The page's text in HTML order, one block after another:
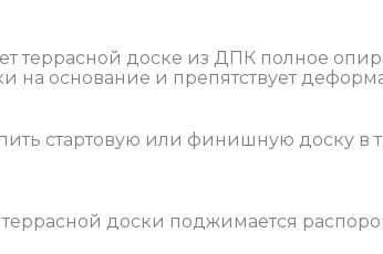
террасной доске из ДПК полное
на основание и препятствует
стартовую или финишную доску в
доски поджимается